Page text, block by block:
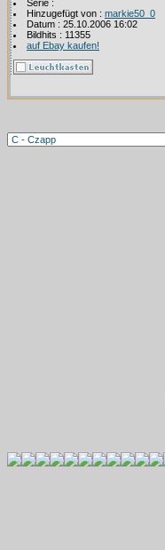
Serie :
Hinzugefügt von : markie50_0
Datum : 25.10.2006 16:02
Bildhits : 11355
auf Ebay kaufen!